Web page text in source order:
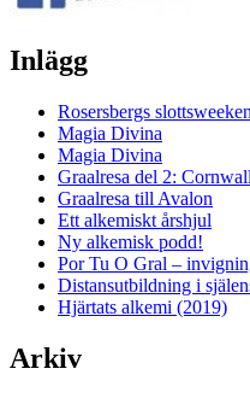
Inlägg
Rosersbergs
Magia Divina
Magia Divina
Graalresa del 2: Cornwall
Graalresa till Avalon
Ett alkemiskt årshjul
Ny alkemisk podd!
Por Tu O Gral –
Distansutbildning i
Hjärtats alkemi (2019)
Arkiv